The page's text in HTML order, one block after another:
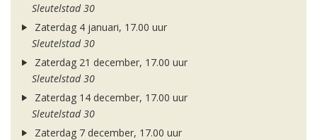
Sleutelstad 30
Zaterdag 4 januari, 17.00 uur
Sleutelstad 30
Zaterdag 21 december, 17.00 uur
Sleutelstad 30
Zaterdag 14 december, 17.00 uur
Sleutelstad 30
Zaterdag 7 december, 17.00 uur